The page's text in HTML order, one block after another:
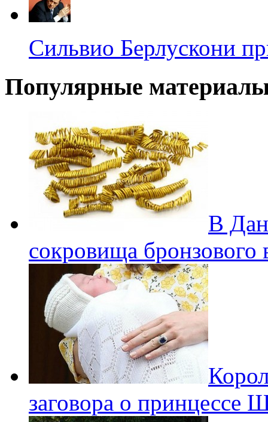
Сильвио Берлускони
Популярные
В
сокровища бронзового
заговора о принцессе